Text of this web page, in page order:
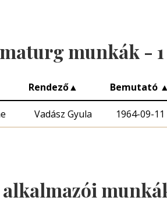
munkák - 1
Rendező▲ Bemutató ▲
Vadász Gyula 1964-09-11